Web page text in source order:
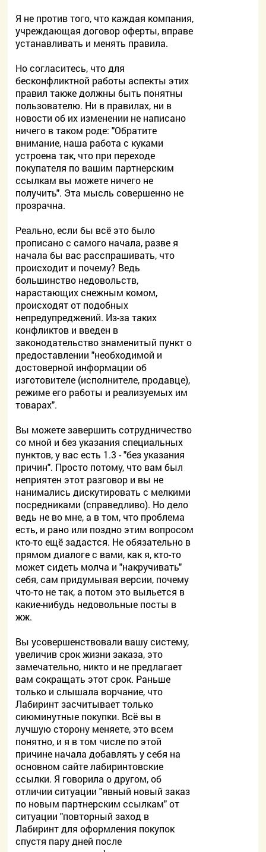
Я не против того, что каждая компания,
учреждающая договор оферты, вправе
устанавливать и менять правила.
Но согласитесь, что для
бесконфликтной работы аспекты этих
правил также должны быть понятны
пользователю. Ни в правилах, ни в
новости об их изменении не написано
ничего в таком роде: "Обратите
внимание, наша работа с куками
устроена так, что при переходе
покупателя по вашим партнерским
ссылкам вы можете ничего не
получить". Эта мысль совершенно не
прозрачна.
Реально, если бы всё это было
прописано с самого начала, разве я
начала бы вас расспрашивать, что
происходит и почему? Ведь
большинство недовольств,
нарастающих снежным комом,
происходят от подобных
непредупреджений. Из-за таких
конфликтов и введен в
законодательство знаменитый пункт о
предоставлении "необходимой и
достоверной информации об
изготовителе (исполнителе, продавце),
режиме его работы и реализуемых им
товарах".
Вы можете завершить сотрудничество
со мной и без указания специальных
пунктов, у вас есть 1.3 - "без указания
причин". Просто потому, что вам был
неприятен этот разговор и вы не
нанимались дискутировать с мелкими
посредниками (справедливо). Но дело
ведь не во мне, а в том, что проблема
есть, и рано или поздно этим вопросом
кто-то ещё задастся. Не обязательно в
прямом диалоге с вами, как я, кто-то
может сидеть молча и "накручивать"
себя, сам придумывая версии, почему
что-то не так, а потом это выльется в
какие-нибудь недовольные посты в
жж.
Вы усовершенствовали вашу систему,
увеличив срок жизни заказа, это
замечательно, никто и не предлагает
вам сокращать этот срок. Раньше
только и слышала ворчание, что
Лабиринт засчитывает только
сиюминутные покупки. Всё вы в
лучшую сторону меняете, это всем
понятно, и я в том числе по этой
причине начала добавлять у себя на
основном сайте лабиринтовские
ссылки. Я говорила о другом, об
отличии ситуации "явный новый заказ
по новым партнерским ссылкам" от
ситуации "повторный заход в
Лабиринт для оформления покупок
спустя пару дней после